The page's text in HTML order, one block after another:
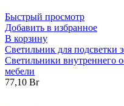
Быстрый просмотр
Добавить в избранное
В корзину
Светильник для подсветки
Светильники внутреннего
мебели
77,10 Br